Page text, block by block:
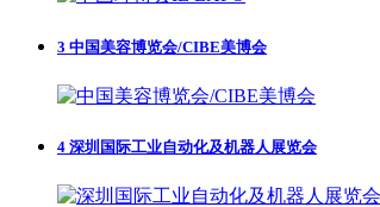
3 中国美容博览会/CIBE美博会
4 深圳国际工业自动化及机器人展览会